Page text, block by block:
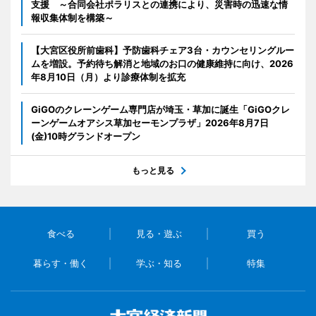
支援 ～合同会社ポラリスとの連携により、災害時の迅速な情
報収集体制を構築～
【大宮区役所前歯科】予防歯科チェア3台・カウンセリングルー
ムを増設。予約待ち解消と地域のお口の健康維持に向け、2026
年8月10日（月）より診療体制を拡充
GiGOのクレーンゲーム専門店が埼玉・草加に誕生「GiGOクレ
ーンゲームオアシス草加セーモンプラザ」2026年8月7日
(金)10時グランドオープン
もっと見る
食べる 見る・遊ぶ 買う
暮らす・働く 学ぶ・知る 特集